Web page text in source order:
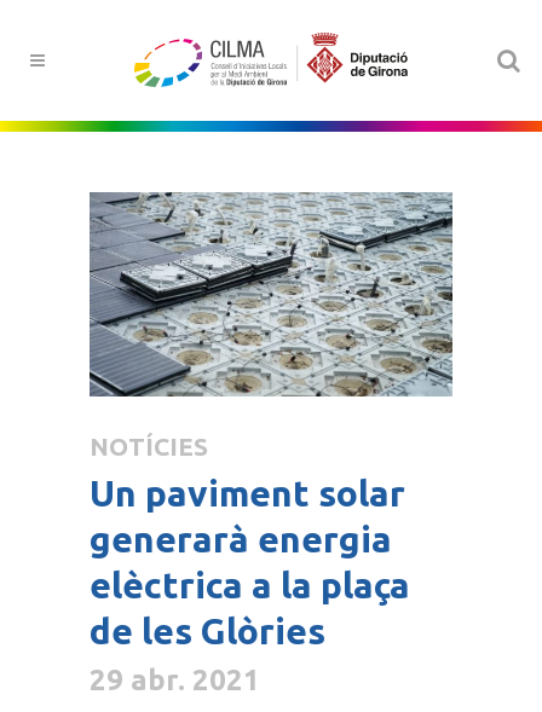
NOTÍCIES
Un paviment solar
generarà energia
elèctrica a la plaça
de les Glòries
29 abr. 2021